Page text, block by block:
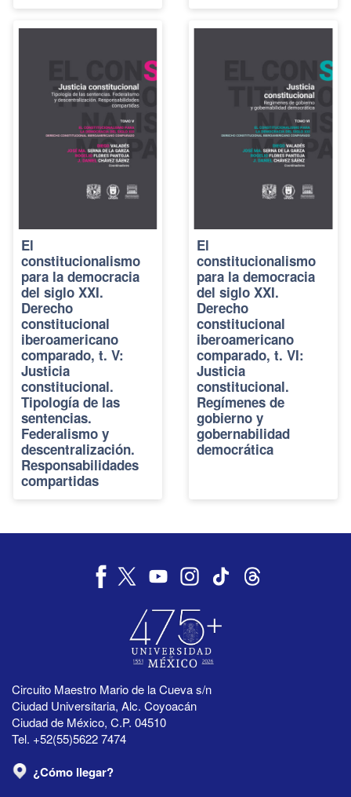
El
constitucionalismo
para la democracia
del siglo XXI.
Derecho
constitucional
iberoamericano
comparado, t. V:
Justicia
constitucional.
Tipología de las
sentencias.
Federalismo y
descentralización.
Responsabilidades
compartidas
El
constitucionalismo
para la democracia
del siglo XXI.
Derecho
constitucional
iberoamericano
comparado, t. VI:
Justicia
constitucional.
Regímenes de
gobierno y
gobernabilidad
democrática
Circuito Maestro Mario de la Cueva s/n
Ciudad Universitaria, Alc. Coyoacán
Ciudad de México, C.P. 04510
Tel. +52(55)5622 7474
¿Cómo llegar?